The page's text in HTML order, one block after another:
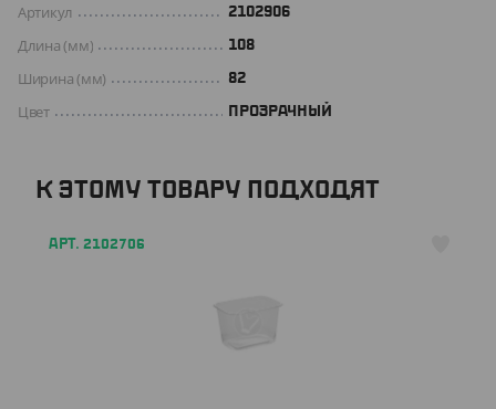
Артикул 2102906
Длина (мм) 108
Ширина (мм) 82
Цвет ПРОЗРАЧНЫЙ
К ЭТОМУ ТОВАРУ ПОДХОДЯТ
АРТ. 2102706